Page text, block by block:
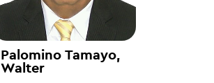
Palomino Tamayo,
Walter